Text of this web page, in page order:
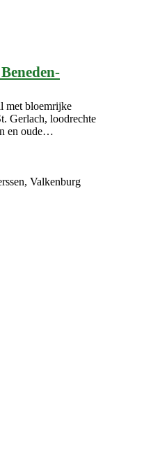
met bloemrijke
Gerlach, loodrechte
en oude
Valkenburg